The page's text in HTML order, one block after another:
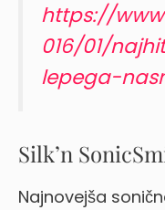
https://
016/01/
lepega-
Silk’n
Najnovejša